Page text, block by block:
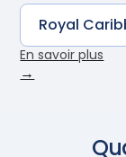
Royal
En savoir plus
→